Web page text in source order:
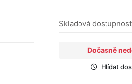
Skladová dostupnost
Dočasně
Hlídat